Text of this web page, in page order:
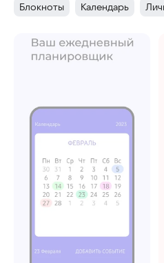
Тег:
Блокноты Тег:
Календарь Тег:
Скриншоты